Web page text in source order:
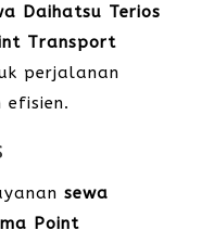
Daihatsu Terios
Transport
perjalanan
efisien.
sewa
Point